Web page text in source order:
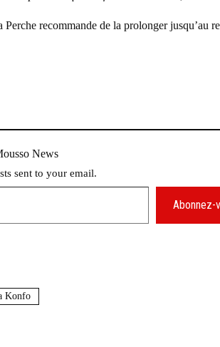
recommande de la prolonger jusqu’au
News
sent to your email.
Abonnez-
Konfo